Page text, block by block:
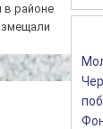
в районе